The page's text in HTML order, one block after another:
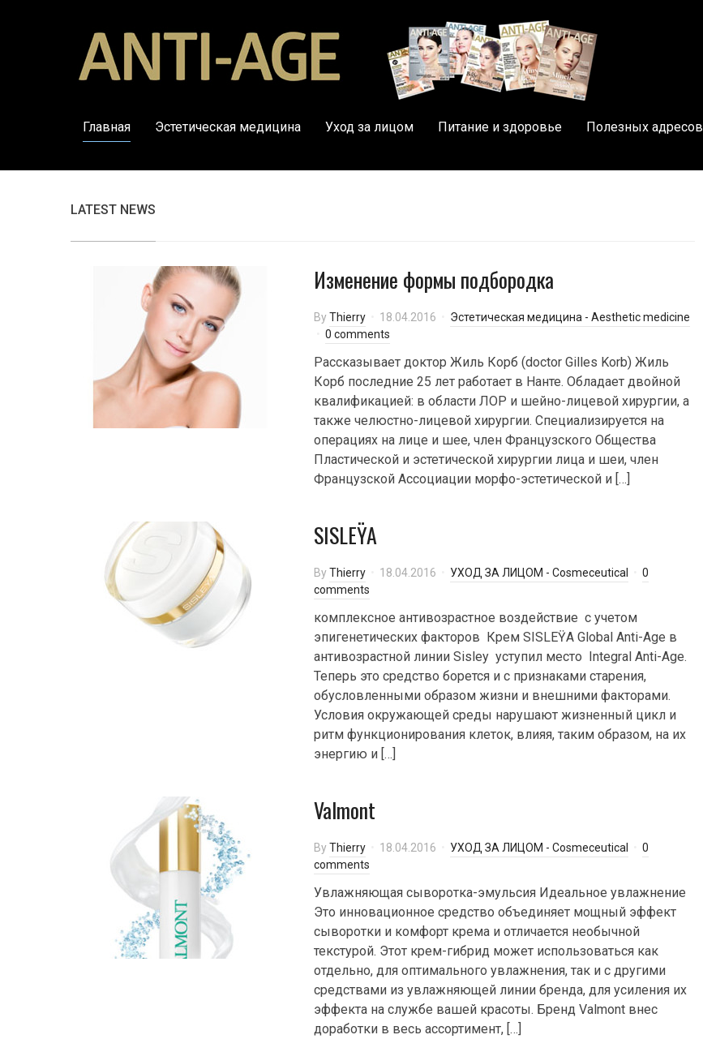
Главная Эстетическая медицина Уход за лицом Питание и здоровье Полезных адресов
LATEST NEWS
Изменение формы подбородка
ByThierry 18.04.2016
Эстетическая медицина - Aesthetic medicine
0 comments
Рассказывает доктор Жиль Корб (doctor Gilles Korb) Жиль
Корб последние 25 лет работает в Нанте. Обладает двойной
квалификацией: в области ЛОР и шейно-лицевой хирургии, а
также челюстно-лицевой хирургии. Специализируется на
операциях на лице и шее, член Французского Общества
Пластической и эстетической хирургии лица и шеи, член
Французской Ассоциации морфо-эстетической и […]
SISLEŸA
ByThierry 18.04.2016 УХОД ЗА ЛИЦОМ - Cosmeceutical
0
comments
комплексное антивозрастное воздействие с учетом
эпигенетических факторов Крем SISLEŸA Global Anti-Age в
антивозрастной линии Sisley уступил место Integral Anti-Age.
Теперь это средство борется и с признаками старения,
обусловленными образом жизни и внешними факторами.
Условия окружающей среды нарушают жизненный цикл и
ритм функционирования клеток, влияя, таким образом, на их
энергию и […]
Valmont
ByThierry 18.04.2016 УХОД ЗА ЛИЦОМ - Cosmeceutical
0
comments
Увлажняющая сыворотка-эмульсия Идеальное увлажнение
Это инновационное средство объединяет мощный эффект
сыворотки и комфорт крема и отличается необычной
текстурой. Этот крем-гибрид может использоваться как
отдельно, для оптимального увлажнения, так и с другими
средствами из увлажняющей линии бренда, для усиления их
эффекта на службе вашей красоты. Бренд Valmont внес
доработки в весь ассортимент, […]